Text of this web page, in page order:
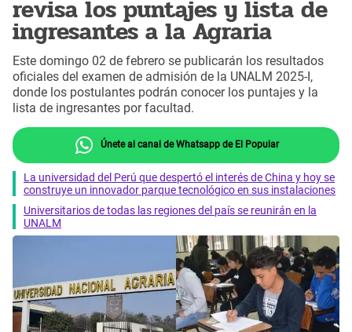
revisa los puntajes y lista de
ingresantes a la Agraria
Este domingo 02 de febrero se publicarán los resultados
oficiales del examen de admisión de la UNALM 2025-I,
donde los postulantes podrán conocer los puntajes y la
lista de ingresantes por facultad.
Únete al canal de Whatsapp de El Popular
La universidad del Perú que despertó el interés de China y hoy se
construye un innovador parque tecnológico en sus instalaciones
Universitarios de todas las regiones del país se reunirán en la
UNALM